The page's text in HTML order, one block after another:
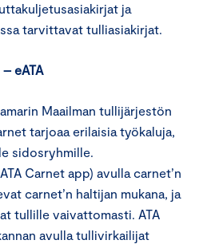
ja
tarvittavat tulliasiakirjat.
eATA
Maailman tullijärjestön
tarjoaa erilaisia työkaluja,
sidosryhmille.
Carnet app) avulla carnet’n
carnet’n haltijan mukana, ja
tullille vaivattomasti. ATA
avulla tullivirkailijat